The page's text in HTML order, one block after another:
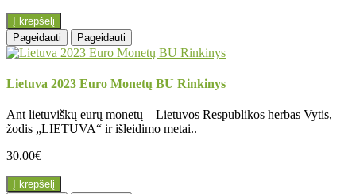
Į krepšelį
Pageidauti
Pageidauti
Lietuva 2023 Euro Monetų BU Rinkinys
Ant lietuviškų eurų monetų – Lietuvos Respublikos herbas Vytis,
žodis „LIETUVA“ ir išleidimo metai..
30.00€
Į krepšelį